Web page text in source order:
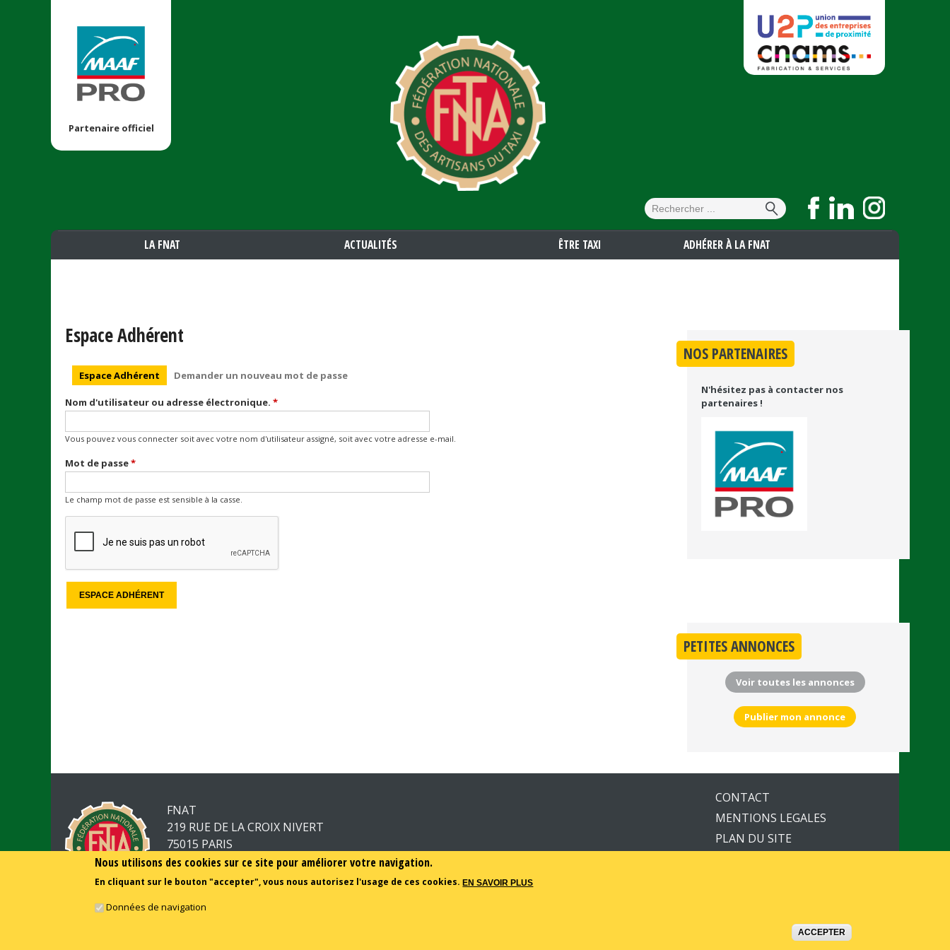
contenu
principal
Partenaire officiel
Formulaire de
recherche
Rechercher
LA FNAT ACTUALITÉS ÊTRE TAXI ADHÉRER À LA FNAT
Espace Adhérent
Onglets principaux
Espace Adhérent (onglet actif)
Demander un nouveau mot de passe
Nom d'utilisateur ou adresse électronique. *
Vous pouvez vous connecter soit avec votre nom d'utilisateur assigné, soit avec votre adresse e-mail.
Mot de passe*
Le champ mot de passe est sensible à la casse.
NOS PARTENAIRES
N'hésitez pas à contacter nos
partenaires !
PETITES ANNONCES
Voir toutes les annonces
Publier mon annonce
FNAT
219 RUE DE LA CROIX NIVERT
75015 PARIS
01.44.52.23.50
CONTACT
MENTIONS LEGALES
PLAN DU SITE
Nous utilisons des cookies sur ce site pour améliorer votre navigation.
En cliquant sur le bouton "accepter", vous nous autorisez l'usage de ces cookies. EN SAVOIR PLUS
Données de navigation
ACCEPTER